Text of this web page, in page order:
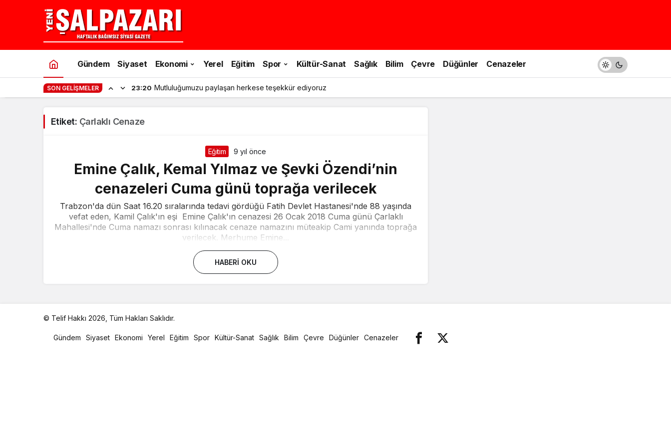
Gündem Siyaset Ekonomi Yerel Eğitim Spor Kültür-Sanat Sağlık Bilim Çevre Düğünler Cenazeler
SON GELIŞMELER 23:20 Mutluluğumuzu paylaşan herkese teşekkür ediyoruz
Etiket: Çarlaklı Cenaze
Eğitim 9 yıl önce
Emine Çalık, Kemal Yılmaz ve Şevki Özendi’nin
cenazeleri Cuma günü toprağa verilecek
Trabzon'da dün Saat 16.20 sıralarında tedavi gördüğü Fatih Devlet Hastanesi'nde 88 yaşında
vefat eden, Kamil Çalık'ın eşi Emine Çalık'ın cenazesi 26 Ocak 2018 Cuma günü Çarlaklı
Mahallesi'nde Cuma namazı sonrası kılınacak cenaze namazını müteakip Cami yanında toprağa
verilecek. Merhume Emine...
HABERI OKU
© Telif Hakkı 2026, Tüm Hakları Saklıdır.
otoGündem Siyaset Ekonomi Yerel Eğitim Spor Kültür-Sanat Sağlık Bilim Çevre Düğünler Cenazeler